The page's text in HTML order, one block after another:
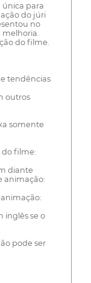
única para
do júri
no
do filme.
tendências
outros
somente
do filme:
diante
animação:
inglês se o
pode ser